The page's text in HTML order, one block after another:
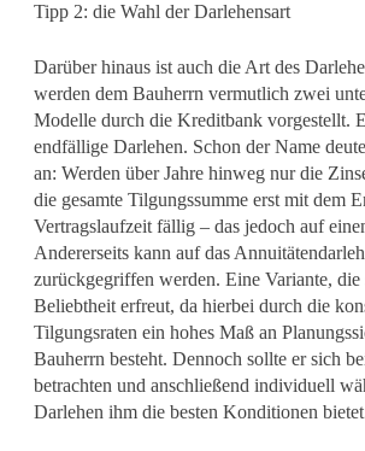
Tipp 2: die Wahl der Darlehensart
Darüber hinaus ist auch die Art des
werden dem Bauherrn vermutlich zwei
Modelle durch die Kreditbank vorgestellt.
endfällige Darlehen. Schon der Name
an: Werden über Jahre hinweg nur die
die gesamte Tilgungssumme erst mit dem
Vertragslaufzeit fällig – das jedoch auf
Andererseits kann auf das
zurückgegriffen werden. Eine Variante, die
Beliebtheit erfreut, da hierbei durch die
Tilgungsraten ein hohes Maß an
Bauherrn besteht. Dennoch sollte er sich
betrachten und anschließend individuell
Darlehen ihm die besten Konditionen